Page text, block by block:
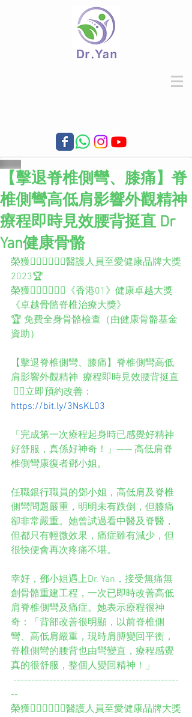
【擊退脊椎側彎、膝痛】脊
椎側彎高低肩影響外觀精神
療程即時見效腰背挺直 Dr
Yan健康骨骼
榮獲👨🏻‍⚕️👩🏻‍⚕️醫護人員至愛健康品牌大獎
2023🏆
榮獲👨🏻‍⚕️👩🏻‍⚕️《香港01》健康卓越大獎
《卓越骨骼脊椎治療大獎》
🏆 免費全身骨骼檢查（由健康骨骼基金
資助）
【擊退脊椎側彎、膝痛】脊椎側彎高低
肩影響外觀精神  療程即時見效腰背挺直
👉🏻立即預約改善：
https://bit.ly/3NsKL03
「完成第一次療程起身時已感覺好精神
好舒服，真係好神奇！」—— 高低肩脊
椎側彎康復者鄧小姐。
任職銀行職員的鄧小姐，高低肩及脊椎
側彎問題嚴重，明明未有跌倒，但膝痛
卻非常嚴重。她曾試過看中醫及脊醫，
但都只有輕微效果，痛症雖有減少，但
很快便會再次疼痛不堪。
幸好，鄧小姐遇上Dr. Yan，接受無痛無
創骨骼重建工程，一次已即時改善高低
肩脊椎側彎及痛症。她表示療程很神
奇：「背部改善很明顯，以前脊椎側
彎、高低肩嚴重，現時肩膊變回平衡，
脊椎側彎的腰背也由彎變直，療程感覺
真的很舒服，整個人變回精神！」
--
榮獲👨🏻‍⚕️👩🏻‍⚕️醫護人員至愛健康品牌大獎